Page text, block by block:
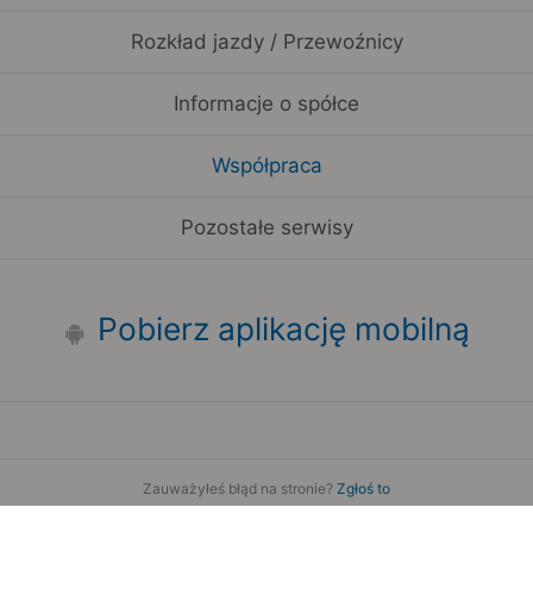
Rozkład jazdy / Przewoźnicy
Informacje o spółce
Współpraca
Pozostałe serwisy
Pobierz aplikację mobilną
Zauważyłeś błąd na stronie? Zgłoś to